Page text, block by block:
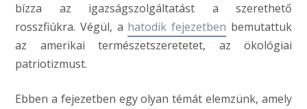
bízza az igazságszolgáltatást a szerethető
rosszfiúkra. Végül, a hatodik fejezetben bemutattuk
az amerikai természetszeretetet, az ökológiai
patriotizmust.
Ebben a fejezetben egy olyan témát elemzünk, amely